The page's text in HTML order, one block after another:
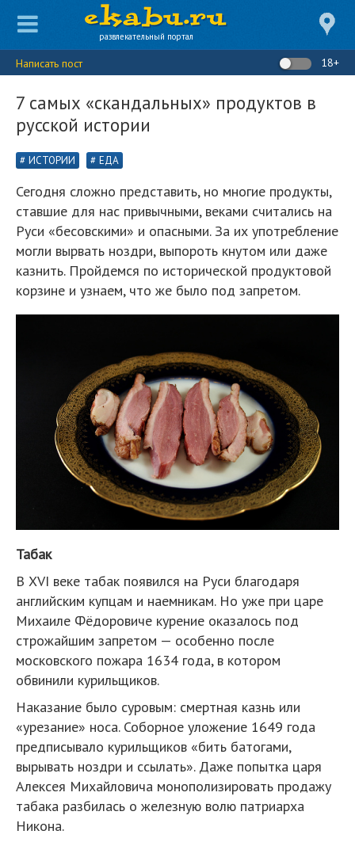
развлекательный портал
Написать пост 18+
7 самых «скандальных» продуктов в
русской истории
ИСТОРИИ ЕДА
Сегодня сложно представить, но многие продукты,
ставшие для нас привычными, веками считались на
Руси «бесовскими» и опасными. За их употребление
могли вырвать ноздри, выпороть кнутом или даже
казнить. Пройдемся по исторической продуктовой
корзине и узнаем, что же было под запретом.
Табак
В XVI веке табак появился на Руси благодаря
английским купцам и наемникам. Но уже при царе
Михаиле Фёдоровиче курение оказалось под
строжайшим запретом — особенно после
московского пожара 1634 года, в котором
обвинили курильщиков.
Наказание было суровым: смертная казнь или
«урезание» носа. Соборное уложение 1649 года
предписывало курильщиков «бить батогами,
вырывать ноздри и ссылать». Даже попытка царя
Алексея Михайловича монополизировать продажу
табака разбилась о железную волю патриарха
Никона.